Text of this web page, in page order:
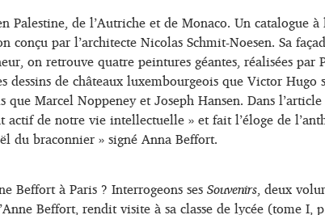
de l’Autriche et de Monaco. Un catalogue
par l’architecte Nicolas Schmit-Noesen. Sa
on retrouve quatre peintures géantes, réalisées par
de châteaux luxembourgeois que Victor
Marcel Noppeney et Joseph Hansen. Dans
de notre vie intellectuelle » et fait l’éloge de
du braconnier » signé Anna Beffort.
Beffort à Paris ? Interrogeons sesSouvenirs, deux
Beffort, rendit visite à sa classe de lycée (tome I,